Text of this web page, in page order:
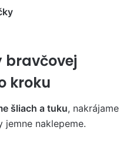
bravčovej
kroku
šliach a tuku, nakrájame
jemne naklepeme.